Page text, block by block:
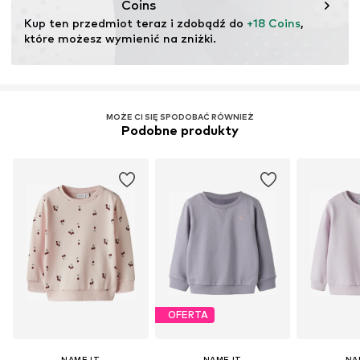
Coins
Kup ten przedmiot teraz i zdobądź do +18 Coins,
które możesz wymienić na zniżki.
MOŻE CI SIĘ SPODOBAĆ RÓWNIEŻ
Podobne produkty
OFERTA